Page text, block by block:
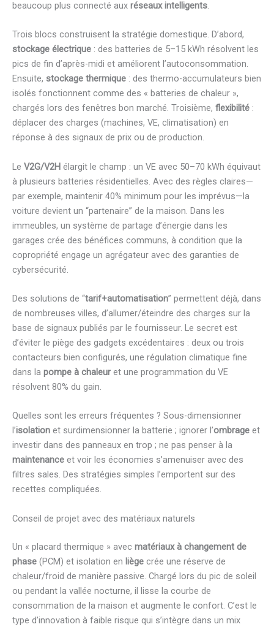
beaucoup plus connecté aux réseaux intelligents.
Trois blocs construisent la stratégie domestique. D’abord,
stockage électrique : des batteries de 5–15 kWh résolvent les
pics de fin d’après-midi et améliorent l’autoconsommation.
Ensuite, stockage thermique : des thermo-accumulateurs bien
isolés fonctionnent comme des « batteries de chaleur »,
chargés lors des fenêtres bon marché. Troisième, flexibilité :
déplacer des charges (machines, VE, climatisation) en
réponse à des signaux de prix ou de production.
Le V2G/V2H élargit le champ : un VE avec 50–70 kWh équivaut
à plusieurs batteries résidentielles. Avec des règles claires—
par exemple, maintenir 40% minimum pour les imprévus—la
voiture devient un “partenaire” de la maison. Dans les
immeubles, un système de partage d’énergie dans les
garages crée des bénéfices communs, à condition que la
copropriété engage un agrégateur avec des garanties de
cybersécurité.
Des solutions de “tarif+automatisation” permettent déjà, dans
de nombreuses villes, d’allumer/éteindre des charges sur la
base de signaux publiés par le fournisseur. Le secret est
d’éviter le piège des gadgets excédentaires : deux ou trois
contacteurs bien configurés, une régulation climatique fine
dans la pompe à chaleur et une programmation du VE
résolvent 80% du gain.
Quelles sont les erreurs fréquentes ? Sous-dimensionner
l’isolation et surdimensionner la batterie ; ignorer l’ombrage et
investir dans des panneaux en trop ; ne pas penser à la
maintenance et voir les économies s’amenuiser avec des
filtres sales. Des stratégies simples l’emportent sur des
recettes compliquées.
Conseil de projet avec des matériaux naturels
Un « placard thermique » avec matériaux à changement de
phase (PCM) et isolation en liège crée une réserve de
chaleur/froid de manière passive. Chargé lors du pic de soleil
ou pendant la vallée nocturne, il lisse la courbe de
consommation de la maison et augmente le confort. C’est le
type d’innovation à faible risque qui s’intègre dans un mix